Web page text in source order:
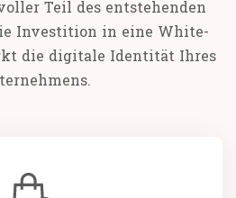
Teil des entstehenden
Investition in eine White-
die digitale Identität Ihres